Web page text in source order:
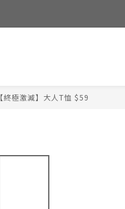
【終極激減】大人T恤 $59